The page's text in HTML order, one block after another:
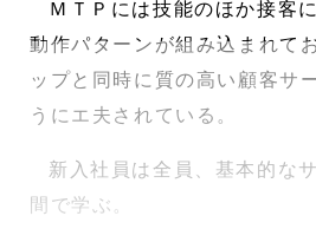
ＭＴＰには技能のほか接客
動作パターンが組み込まれて
ップと同時に質の高い顧客サ
うにエ夫されている。
新入社員は全員、基本的な
間で学ぶ。